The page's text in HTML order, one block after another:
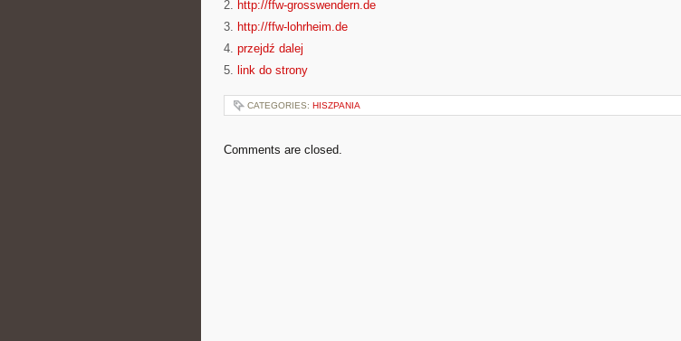
2. http://ffw-grosswendern.de
3. http://ffw-lohrheim.de
4. przejdź dalej
5. link do strony
CATEGORIES: HISZPANIA
Comments are closed.